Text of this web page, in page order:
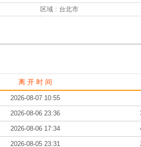
区域 : 台北市
离 开 时 间
2026-08-07 10:55
2026-08-06 23:36
2026-08-06 17:34
2026-08-05 23:31